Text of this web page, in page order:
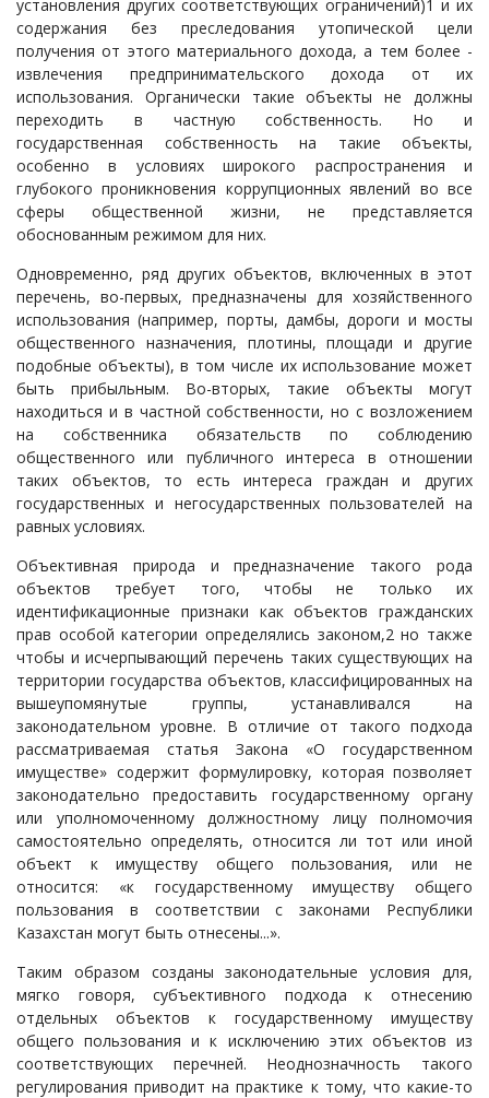
установления других соответствующих ограничений)1 и их
содержания без преследования утопической цели
получения от этого материального дохода, а тем более -
извлечения предпринимательского дохода от их
использования. Органически такие объекты не должны
переходить в частную собственность. Но и
государственная собственность на такие объекты,
особенно в условиях широкого распространения и
глубокого проникновения коррупционных явлений во все
сферы общественной жизни, не представляется
обоснованным режимом для них.
Одновременно, ряд других объектов, включенных в этот
перечень, во-первых, предназначены для хозяйственного
использования (например, порты, дамбы, дороги и мосты
общественного назначения, плотины, площади и другие
подобные объекты), в том числе их использование может
быть прибыльным. Во-вторых, такие объекты могут
находиться и в частной собственности, но с возложением
на собственника обязательств по соблюдению
общественного или публичного интереса в отношении
таких объектов, то есть интереса граждан и других
государственных и негосударственных пользователей на
равных условиях.
Объективная природа и предназначение такого рода
объектов требует того, чтобы не только их
идентификационные признаки как объектов гражданских
прав особой категории определялись законом,2 но также
чтобы и исчерпывающий перечень таких существующих на
территории государства объектов, классифицированных на
вышеупомянутые группы, устанавливался на
законодательном уровне. В отличие от такого подхода
рассматриваемая статья Закона «О государственном
имуществе» содержит формулировку, которая позволяет
законодательно предоставить государственному органу
или уполномоченному должностному лицу полномочия
самостоятельно определять, относится ли тот или иной
объект к имуществу общего пользования, или не
относится: «к государственному имуществу общего
пользования в соответствии с законами Республики
Казахстан могут быть отнесены...».
Таким образом созданы законодательные условия для,
мягко говоря, субъективного подхода к отнесению
отдельных объектов к государственному имуществу
общего пользования и к исключению этих объектов из
соответствующих перечней. Неоднозначность такого
регулирования приводит на практике к тому, что какие-то